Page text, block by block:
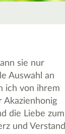
sie nur
Auswahl an
ich von ihrem
Akazienhonig
die Liebe zum
und Verstand